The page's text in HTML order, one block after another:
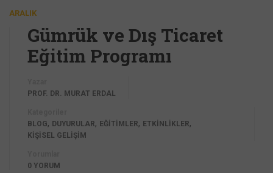
ARALIK
Gümrük ve Dış Ticaret
Eğitim Programı
PROF. DR. MURAT ERDAL
BLOG, DUYURULAR, EĞİTİMLER, ETKİNLİKLER,
KİŞİSEL GELİŞİM
0 YORUM